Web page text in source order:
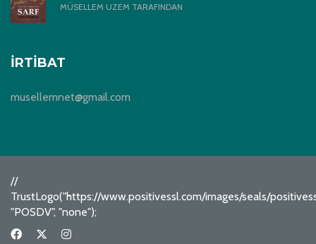
MÜSELLEM UZEM TARAFINDAN
İRTIBAT
musellemnet@gmail.com
//
TrustLogo("https://www.positivessl.com/images/seals/
"POSDV", "none");